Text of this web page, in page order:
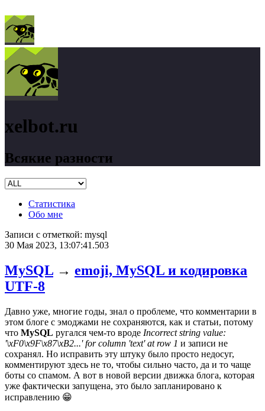
xelbot.ru
xelbot.ru
Всякие разности
Статистика
Обо мне
Записи с отметкой: mysql
30 Мая 2023, 13:07:41.503
MySQL → emoji, MySQL и кодировка
UTF-8
Давно уже, многие годы, знал о проблеме, что комментарии в
этом блоге с эмоджами не сохраняются, как и статьи, потому
что MySQL ругался чем-то вроде Incorrect string value:
'\xF0\x9F\x87\xB2...' for column 'text' at row 1 и записи не
сохранял. Но исправить эту штуку было просто недосуг,
комментируют здесь не то, чтобы сильно часто, да и то чаще
боты со спамом. А вот в новой версии движка блога, которая
уже фактически запущена, это было запланировано к
исправлению 😁